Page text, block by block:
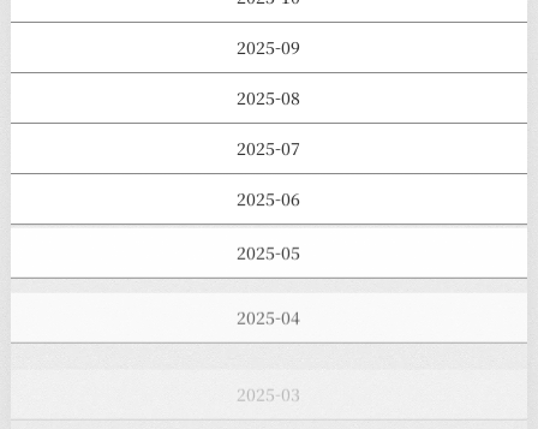
2025-09
2025-08
2025-07
2025-06
2025-05
2025-03
2025-02